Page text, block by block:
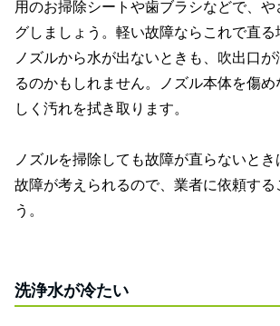
用のお掃除シートや歯ブラシなどで、
グしましょう。軽い故障ならこれで直る
ノズルから水が出ないときも、吹出口
るのかもしれません。ノズル本体を傷め
しく汚れを拭き取ります。
ノズルを掃除しても故障が直らないと
故障が考えられるので、業者に依頼する
う。
洗浄水が冷たい